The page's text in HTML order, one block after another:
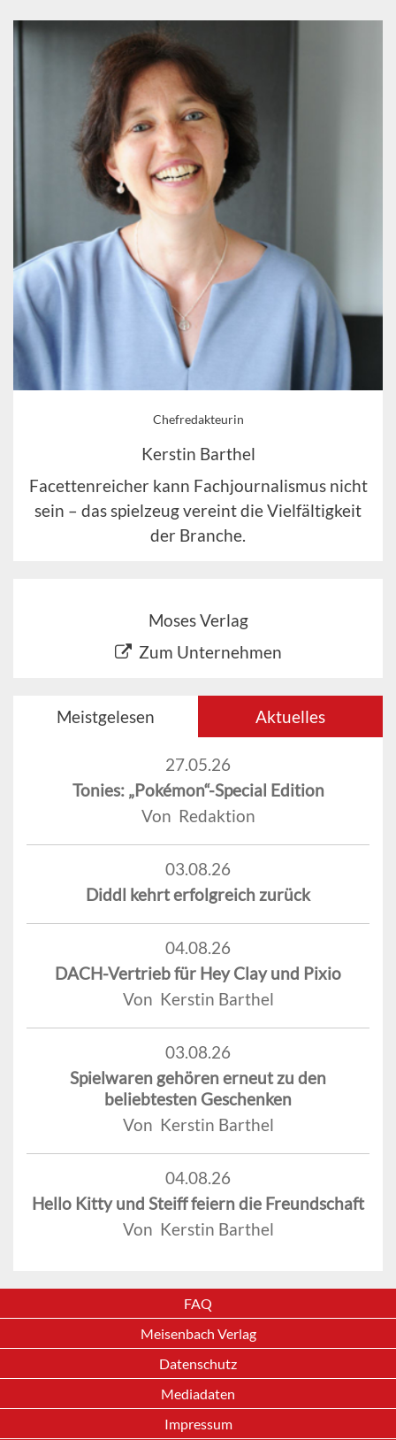
Chefredakteurin
Kerstin Barthel
Facettenreicher kann Fachjournalismus nicht
sein – das spielzeug vereint die Vielfältigkeit
der Branche.
Moses Verlag
Zum Unternehmen
Meistgelesen Aktuelles
27.05.26
Tonies: „Pokémon“-Special Edition
Von Redaktion
03.08.26
Diddl kehrt erfolgreich zurück
04.08.26
DACH-Vertrieb für Hey Clay und Pixio
Von Kerstin Barthel
03.08.26
Spielwaren gehören erneut zu den
beliebtesten Geschenken
Von Kerstin Barthel
04.08.26
Hello Kitty und Steiff feiern die Freundschaft
Von Kerstin Barthel
FAQ
Meisenbach Verlag
Datenschutz
Mediadaten
Impressum